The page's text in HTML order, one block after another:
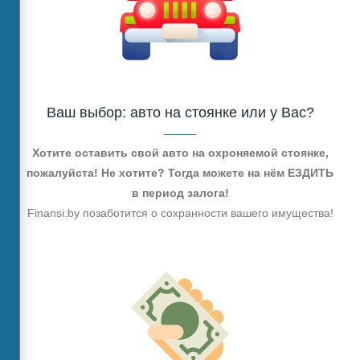
Ваш выбор: авто на стоянке или у Вас?
Хотите оставить свой авто на охроняемой стоянке,
пожалуйста! Не хотите? Тогда можете на нём ЕЗДИТЬ
в период залога!
Finansi.by позаботится о сохранности вашего имущества!